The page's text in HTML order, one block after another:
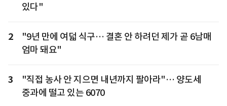
있다"
2
"9년 만에 여덟 식구… 결혼 안 하려던 제가 곧 6남매
엄마 돼요"
3
"직접 농사 안 지으면 내년까지 팔아라"… 양도세
중과에 떨고 있는 6070